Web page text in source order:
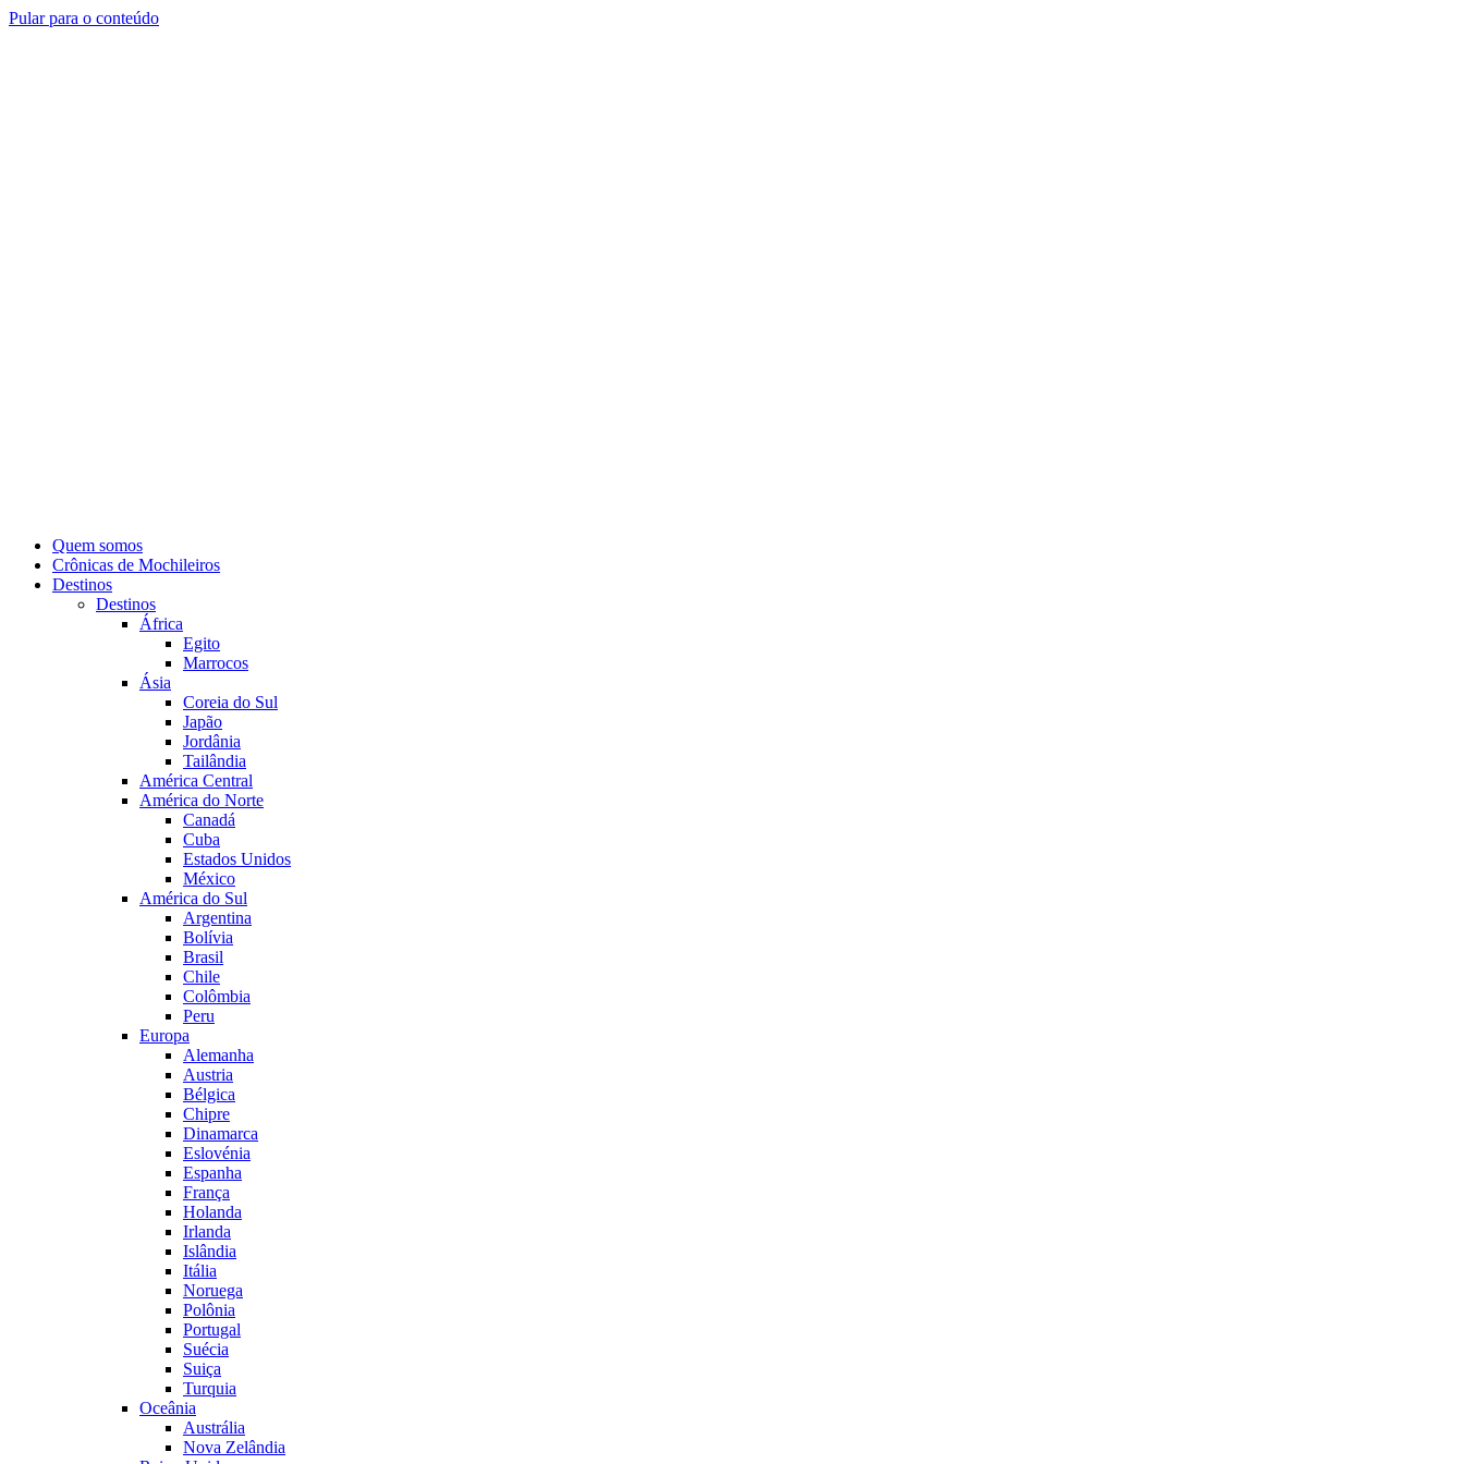
Pular para o conteúdo
Quem somos
Crônicas de Mochileiros
Destinos
Destinos
África
Egito
Marrocos
Ásia
Coreia do Sul
Japão
Jordânia
Tailândia
América Central
América do Norte
Canadá
Cuba
Estados Unidos
México
América do Sul
Argentina
Bolívia
Brasil
Chile
Colômbia
Peru
Europa
Alemanha
Austria
Bélgica
Chipre
Dinamarca
Eslovénia
Espanha
França
Holanda
Irlanda
Islândia
Itália
Noruega
Polônia
Portugal
Suécia
Suiça
Turquia
Oceânia
Austrália
Nova Zelândia